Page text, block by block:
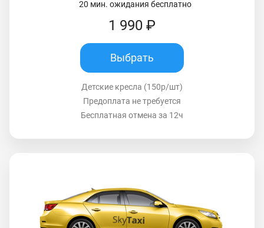
20 мин. ожидания бесплатно
1 990 ₽
Выбрать
Детские кресла (150р/шт)
Предоплата не требуется
Бесплатная отмена за 12ч